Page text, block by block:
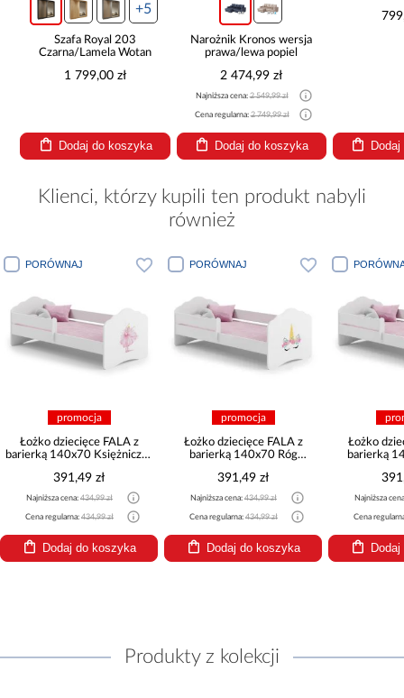
+5
Szafa Royal 203
Czarna/Lamela Wotan
1 799,00 zł
Dodaj do koszyka
Narożnik Kronos wersja
prawa/lewa popiel
2 474,99 zł
Najniższa cena:2 549,99 zł
Cena regularna:2 749,99 zł
Dodaj do koszyka
Klienci, którzy kupili ten produkt nabyli
również
FALA z
Księżniczka
434,99 zł
434,99 zł
koszyka
PORÓWNAJ
Łożko dziecięce FALA z
barierką 140x70 Róg
Najniższa cena: 434,99 zł
Cena regularna: 434,99 zł
Dodaj do koszyka
PORÓWNAJ
Łożko dziecięce FALA z
barierką 140x70 Słonik
Najniższa cena: 434,99 zł
Cena regularna: 434,99 zł
Dodaj do koszyka
Produkty z kolekcji